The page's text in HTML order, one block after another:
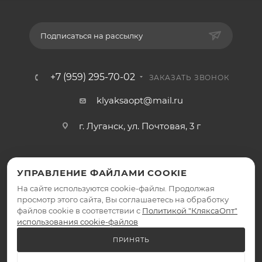
Подписаться на рассылку
+7 (959) 295-70-02 ЗАКАЗАТЬ ЗВОНОК
klyaksaopt@mail.ru
г. Луганск, ул. Почтовая, 3 г
2026 © КляксаОпт - интернет-магазин
УПРАВЛЕНИЕ ФАЙЛАМИ COOKIE
На сайте используются cookie-файлы. Продолжая
просмотр этого сайта, Вы соглашаетесь на обработку
файлов cookie в соответствии с Политикой "КляксаОпт"
использования cookie-файлов
ПРИНЯТЬ